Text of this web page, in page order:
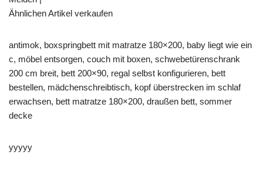
Ähnlichen Artikel verkaufen
antimok, boxspringbett mit matratze 180×200, baby liegt wie ein
c, möbel entsorgen, couch mit boxen, schwebetürenschrank
200 cm breit, bett 200×90, regal selbst konfigurieren, bett
bestellen, mädchenschreibtisch, kopf überstrecken im schlaf
erwachsen, bett matratze 180×200, draußen bett, sommer
decke
yyyyy